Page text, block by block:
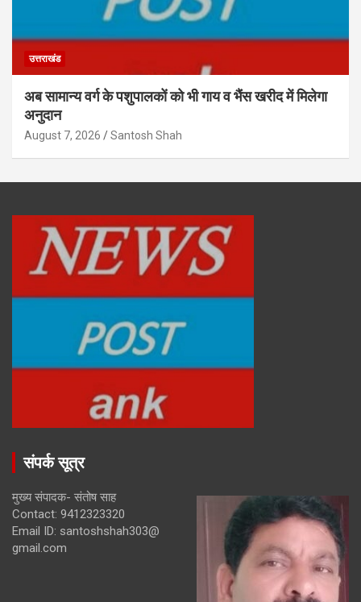
उत्तराखंड
अब सामान्य वर्ग के पशुपालकों को भी गाय व भैंस खरीद में मिलेगा
अनुदान
August 7, 2026 Santosh Shah
संपर्क सूत्र
मुख्य संपादक- संतोष साह
Contact: 9412323320
Email ID: santoshshah303@
gmail.com